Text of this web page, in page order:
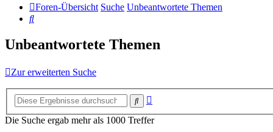
Foren-Übersicht Suche Unbeantwortete Themen
Suche
Unbeantwortete Themen
Zur erweiterten Suche
Suche
Die Suche ergab mehr als 1000 Treffer